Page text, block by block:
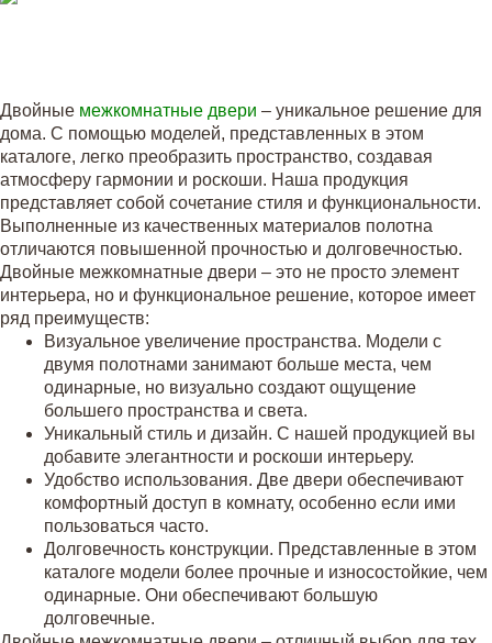
Двойные межкомнатные двери – уникальное решение для
дома. С помощью моделей, представленных в этом
каталоге, легко преобразить пространство, создавая
атмосферу гармонии и роскоши. Наша продукция
представляет собой сочетание стиля и функциональности.
Выполненные из качественных материалов полотна
отличаются повышенной прочностью и долговечностью.
Двойные межкомнатные двери – это не просто элемент
интерьера, но и функциональное решение, которое имеет
ряд преимуществ:
Визуальное увеличение пространства. Модели с
двумя полотнами занимают больше места, чем
одинарные, но визуально создают ощущение
большего пространства и света.
Уникальный стиль и дизайн. С нашей продукцией вы
добавите элегантности и роскоши интерьеру.
Удобство использования. Две двери обеспечивают
комфортный доступ в комнату, особенно если ими
пользоваться часто.
Долговечность конструкции. Представленные в этом
каталоге модели более прочные и износостойкие, чем
одинарные. Они обеспечивают большую
долговечные.